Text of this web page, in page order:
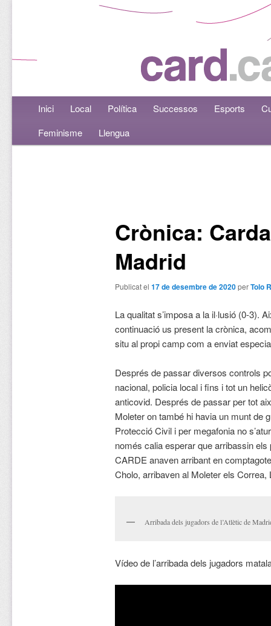
Menú principalAneu al contingut principal
Aneu al contingut secundari
Inici Local Política Successos Esports
Feminisme
Llengua
Crònica:
Madrid
Publicat el 17 de desembre de 2020perTolo
La qualitat s’imposa a la il·lusió (0-3).
continuació us present la crònica,
situ al propi camp com a enviat
Després de passar diversos controls
nacional, policia local i fins i tot un
anticovid. Després de passar per tot
Moleter on també hi havia un munt de
Protecció Civil i per megafonia no
només calia esperar que arribassin
CARDE anaven arribant en
Cholo, arribaven al Moleter els Correa,
Arribada dels jugadors de l’Atlètic de
Vídeo de l’arribada dels jugadors